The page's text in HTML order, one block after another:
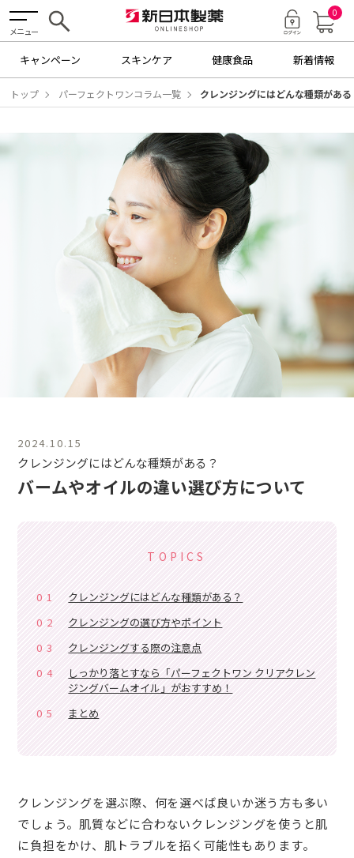
メニュー
0
キャンペーン スキンケア 健康食品 新着情報
トップ パーフェクトワンコラム一覧 クレンジングにはどんな種類があ
2024.10.15
クレンジングにはどんな種類がある？
バームやオイルの違い選び方について
TOPICS
01
クレンジングにはどんな種類がある？
02
クレンジングの選び方やポイント
03
クレンジングする際の注意点
04
しっかり落とすなら「パーフェクトワン クリアクレン
ジングバームオイル」がおすすめ！
05
まとめ
クレンジングを選ぶ際、何を選べば良いか迷う方も多い
でしょう。肌質などに合わないクレンジングを使うと肌
に負担をかけ、肌トラブルを招く可能性もあります。